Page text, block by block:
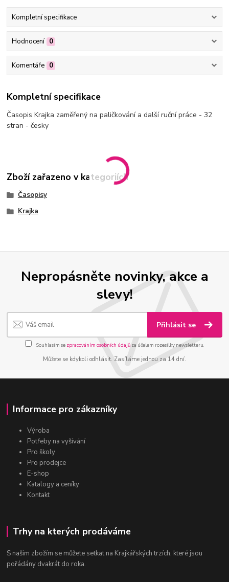
Kompletní specifikace
Hodnocení 0
Komentáře 0
Kompletní specifikace
Časopis Krajka zaměřený na paličkování a další ruční práce - 32
stran - česky
Zboží zařazeno v kategoriích
Časopisy
Krajka
Nepropásněte novinky, akce a
slevy!
Přihlásit se
Souhlasím se zpracováním osobních údajůza účelem rozesílky newsletteru.
Můžete se kdykoli odhlásit. Zasíláme jednou za 14 dní.
Informace pro zákazníky
Výroba
Potřeby na vyšívání
Pro školy
Pro prodejce
E-shop
Katalogy a ceníky
Kontakt
Trhy na kterých prodáváme
S našim zbožím se můžete setkat na Krajkářských trzích, které jsou
pořádány dvakrát do roka.